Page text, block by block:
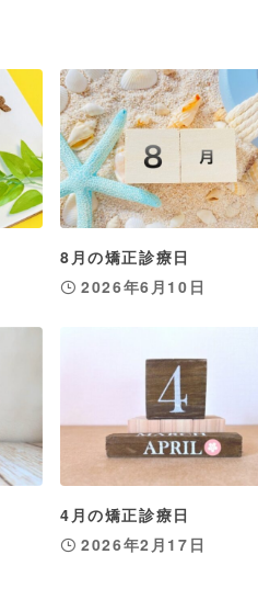
8月の矯正診療日
2026年6月10日
4月の矯正診療日
2026年2月17日